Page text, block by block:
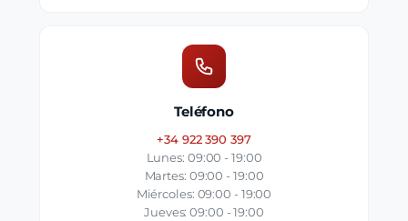
Teléfono
+34 922 390 397
Lunes: 09:00 - 19:00
Martes: 09:00 - 19:00
Miércoles: 09:00 - 19:00
Jueves: 09:00 - 19:00